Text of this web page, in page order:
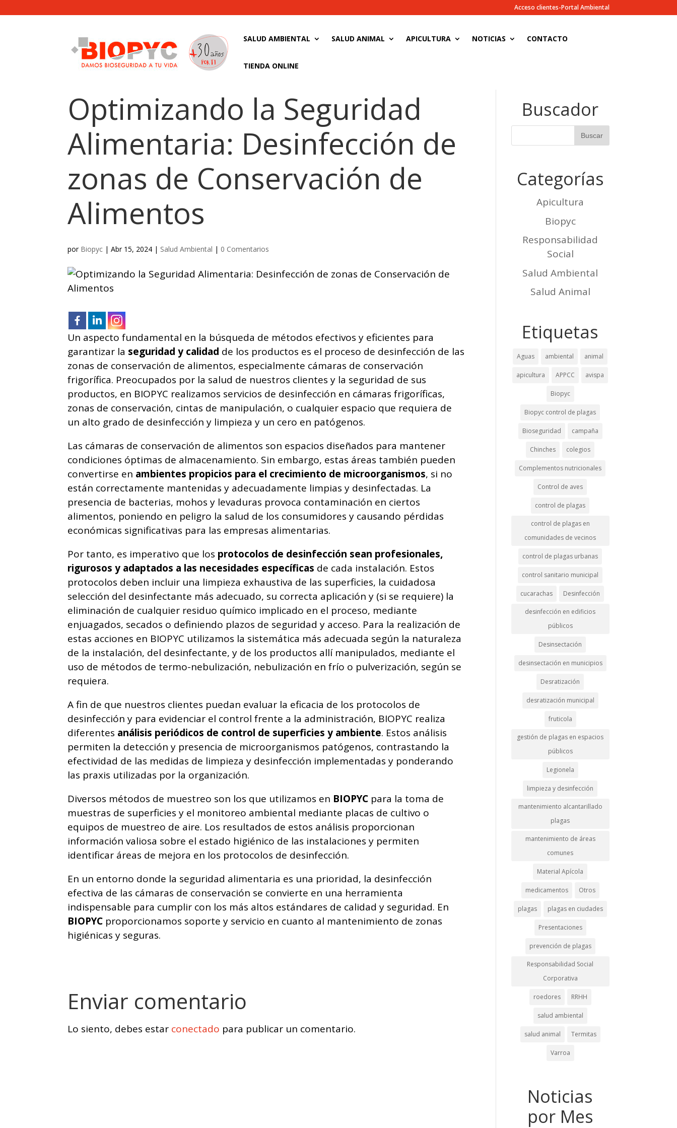
Acceso clientes-Portal Ambiental
SALUD AMBIENTAL SALUD ANIMAL APICULTURA NOTICIAS CONTACTO
TIENDA ONLINE
Optimizando la Seguridad
Alimentaria: Desinfección de
zonas de Conservación de
Alimentos
por Biopyc |Abr 15, 2024 | Salud Ambiental | 0 Comentarios
Un aspecto fundamental en la búsqueda de métodos efectivos y eficientes para
garantizar la seguridad y calidad de los productos es el proceso de desinfección de las
zonas de conservación de alimentos, especialmente cámaras de conservación
frigorífica. Preocupados por la salud de nuestros clientes y la seguridad de sus
productos, en BIOPYC realizamos servicios de desinfección en cámaras frigoríficas,
zonas de conservación, cintas de manipulación, o cualquier espacio que requiera de
un alto grado de desinfección y limpieza y un cero en patógenos.
Las cámaras de conservación de alimentos son espacios diseñados para mantener
condiciones óptimas de almacenamiento. Sin embargo, estas áreas también pueden
convertirse en ambientes propicios para el crecimiento de microorganismos, si no
están correctamente mantenidas y adecuadamente limpias y desinfectadas. La
presencia de bacterias, mohos y levaduras provoca contaminación en ciertos
alimentos, poniendo en peligro la salud de los consumidores y causando pérdidas
económicas significativas para las empresas alimentarias.
Por tanto, es imperativo que los protocolos de desinfección sean profesionales,
rigurosos y adaptados a las necesidades específicas de cada instalación. Estos
protocolos deben incluir una limpieza exhaustiva de las superficies, la cuidadosa
selección del desinfectante más adecuado, su correcta aplicación y (si se requiere) la
eliminación de cualquier residuo químico implicado en el proceso, mediante
enjuagados, secados o definiendo plazos de seguridad y acceso. Para la realización de
estas acciones en BIOPYC utilizamos la sistemática más adecuada según la naturaleza
de la instalación, del desinfectante, y de los productos allí manipulados, mediante el
uso de métodos de termo-nebulización, nebulización en frío o pulverización, según se
requiera.
A fin de que nuestros clientes puedan evaluar la eficacia de los protocolos de
desinfección y para evidenciar el control frente a la administración, BIOPYC realiza
diferentes análisis periódicos de control de superficies y ambiente. Estos análisis
permiten la detección y presencia de microorganismos patógenos, contrastando la
efectividad de las medidas de limpieza y desinfección implementadas y ponderando
las praxis utilizadas por la organización.
Diversos métodos de muestreo son los que utilizamos en BIOPYC para la toma de
muestras de superficies y el monitoreo ambiental mediante placas de cultivo o
equipos de muestreo de aire. Los resultados de estos análisis proporcionan
información valiosa sobre el estado higiénico de las instalaciones y permiten
identificar áreas de mejora en los protocolos de desinfección.
En un entorno donde la seguridad alimentaria es una prioridad, la desinfección
efectiva de las cámaras de conservación se convierte en una herramienta
indispensable para cumplir con los más altos estándares de calidad y seguridad. En
BIOPYC proporcionamos soporte y servicio en cuanto al mantenimiento de zonas
higiénicas y seguras.
Enviar comentario
Lo siento, debes estar conectado para publicar un comentario.
Buscador
Categorías
Apicultura
Biopyc
Responsabilidad
Social
Salud Ambiental
Salud Animal
Etiquetas
Aguas ambiental animal
apicultura APPCC avispa
Biopyc
Biopyc control de plagas
Bioseguridad campaña
Chinches colegios
Complementos nutricionales
Control de aves
control de plagas
control de plagas en
comunidades de vecinos
control de plagas urbanas
control sanitario municipal
cucarachas Desinfección
desinfección en edificios
públicos
Desinsectación
desinsectación en municipios
Desratización
desratización municipal
fruticola
gestión de plagas en espacios
públicos
Legionela
limpieza y desinfección
mantenimiento alcantarillado
plagas
mantenimiento de áreas
comunes
Material Apícola
medicamentos Otros
plagas plagas en ciudades
Presentaciones
prevención de plagas
Responsabilidad Social
Corporativa
roedores RRHH
salud ambiental
salud animal Termitas
Varroa
Noticias
por Mes